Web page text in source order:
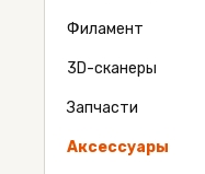
Филамент
3D-сканеры
Запчасти
Аксессуары